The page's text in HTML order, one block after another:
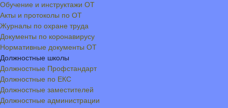
Обучение и инструктажи ОТ
Акты и протоколы по ОТ
Журналы по охране труда
Документы по коронавирусу
Нормативные документы ОТ
Должностные школы
Должностные Профстандарт
Должностные по ЕКС
Должностные заместителей
Должностные администрации